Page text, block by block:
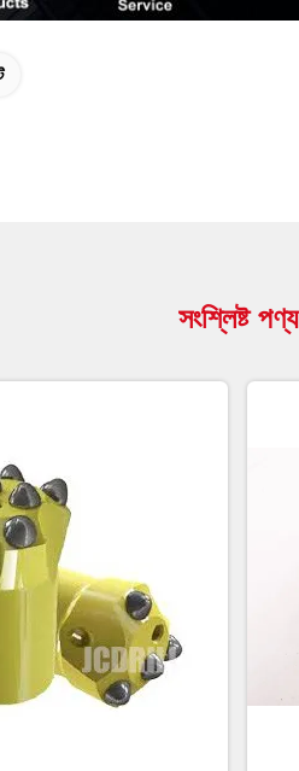
সংশ্লিষ্ট পণ্য